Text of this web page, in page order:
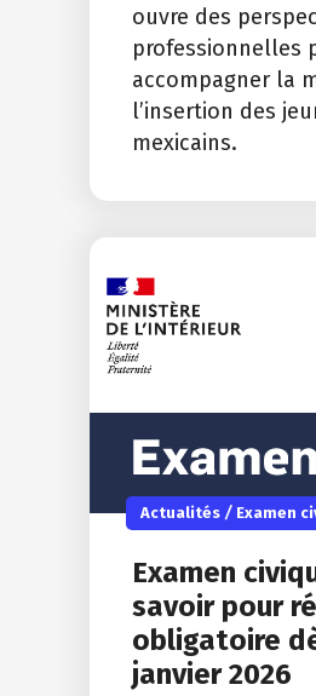
ouvre des
professionnelles
accompagner la
l’insertion des
mexicains.
Actualités/ Examen
Examen
savoir pour
obligatoire
janvier 2026